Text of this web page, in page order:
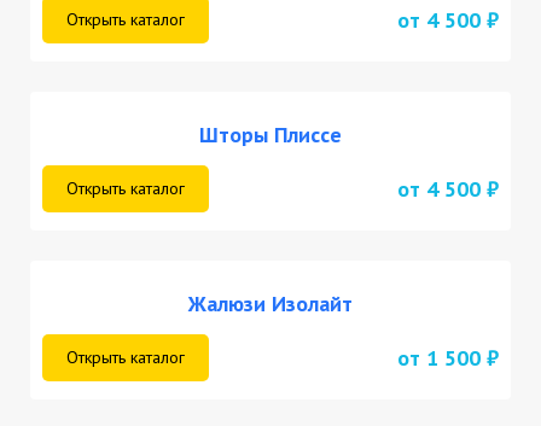
Открыть каталог от 4 500 ₽
Шторы Плиссе
Открыть каталог от 4 500 ₽
Жалюзи Изолайт
Открыть каталог от 1 500 ₽